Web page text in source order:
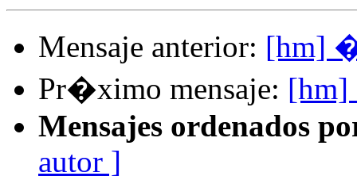
Mensaje anterior: [hm]
Pr�ximo mensaje: [hm]
Mensajes ordenados
autor ]